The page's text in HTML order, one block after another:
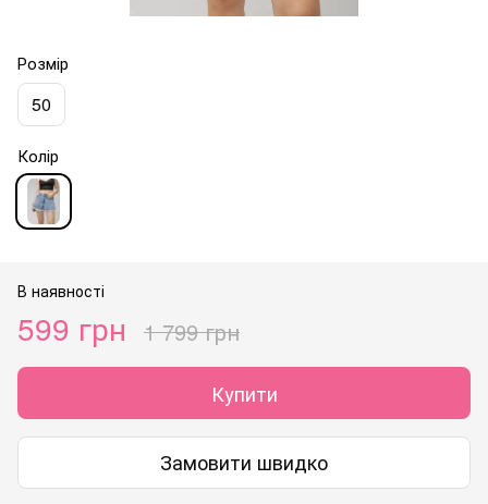
Розмір
50
Колір
В наявності
599 грн 1 799 грн
Купити
Замовити швидко